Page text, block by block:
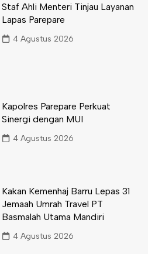
Staf Ahli Menteri Tinjau Layanan
Lapas Parepare
4 Agustus 2026
Kapolres Parepare Perkuat
Sinergi dengan MUI
4 Agustus 2026
Kakan Kemenhaj Barru Lepas 31
Jemaah Umrah Travel PT
Basmalah Utama Mandiri
4 Agustus 2026